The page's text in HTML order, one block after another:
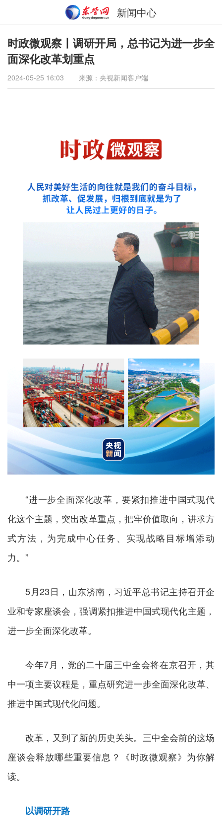
新闻中心
时政微观察丨调研开局，总书记为进一步全
面深化改革划重点
2024-05-25 16:03 来源：央视新闻客户端
“进一步全面深化改革，要紧扣推进中国式现代
化这个主题，突出改革重点，把牢价值取向，讲求方
式方法，为完成中心任务、实现战略目标增添动
力。”
5月23日，山东济南，习近平总书记主持召开企
业和专家座谈会，强调紧扣推进中国式现代化主题，
进一步全面深化改革。
今年7月，党的二十届三中全会将在京召开，其
中一项主要议程是，重点研究进一步全面深化改革、
推进中国式现代化问题。
改革，又到了新的历史关头。三中全会前的这场
座谈会释放哪些重要信息？《时政微观察》为你解
读。
以调研开路